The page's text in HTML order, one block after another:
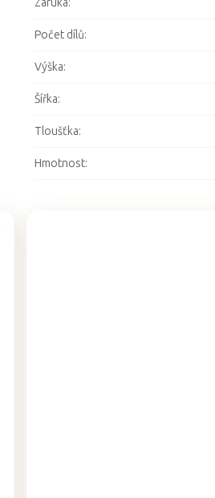
Počet dílů:
Výška:
Šířka:
Tloušťka:
Hmotnost: